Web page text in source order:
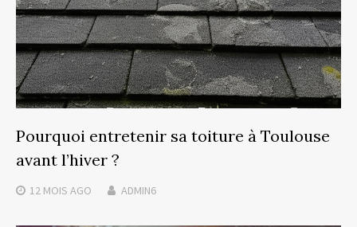
Pourquoi entretenir sa toiture à Toulouse
avant l’hiver ?
12 MOIS AGO ADMIN6